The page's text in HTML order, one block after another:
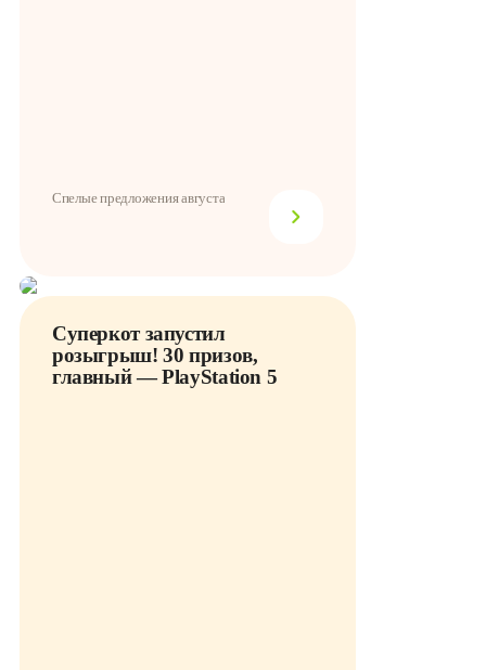
Спелые предложения августа
Суперкот запустил
розыгрыш! 30 призов,
главный — PlayStation 5